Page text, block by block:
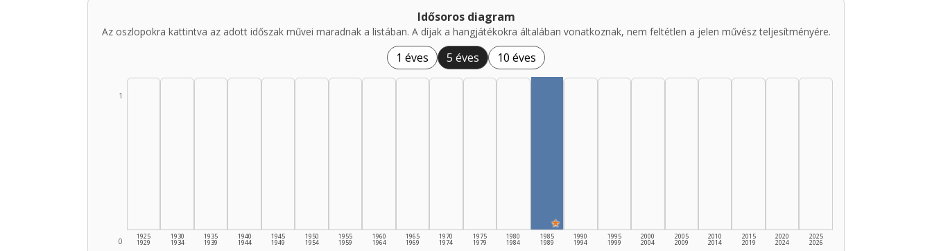
Idősoros diagram
Az oszlopokra kattintva az adott időszak művei maradnak a listában. A díjak a hangjátékokra általában vonatkoznak, nem feltétlen a jelen művész teljesítményére.
1 éves 5 éves 10 éves
0
1
1925
1929
1930
1934
1935
1939
1940
1944
1945
1949
1950
1954
1955
1959
1960
1964
1965
1969
1970
1974
1975
1979
1980
1984
★
1985
1989
1990
1994
1995
1999
2000
2004
2005
2009
2010
2014
2015
2019
2020
2024
2025
2026